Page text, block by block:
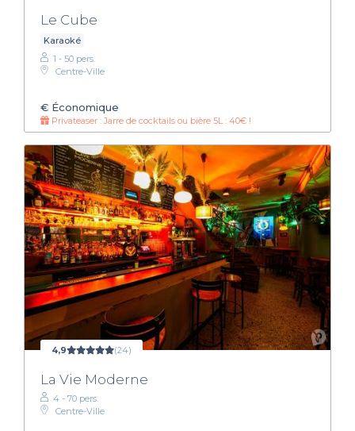
Le Cube
Karaoké
1 - 50 pers.
Centre-Ville
€ Économique
Privateaser : Jarre de cocktails ou bière 5L : 40€ !
4,9 (24)
La Vie Moderne
4 - 70 pers.
Centre-Ville